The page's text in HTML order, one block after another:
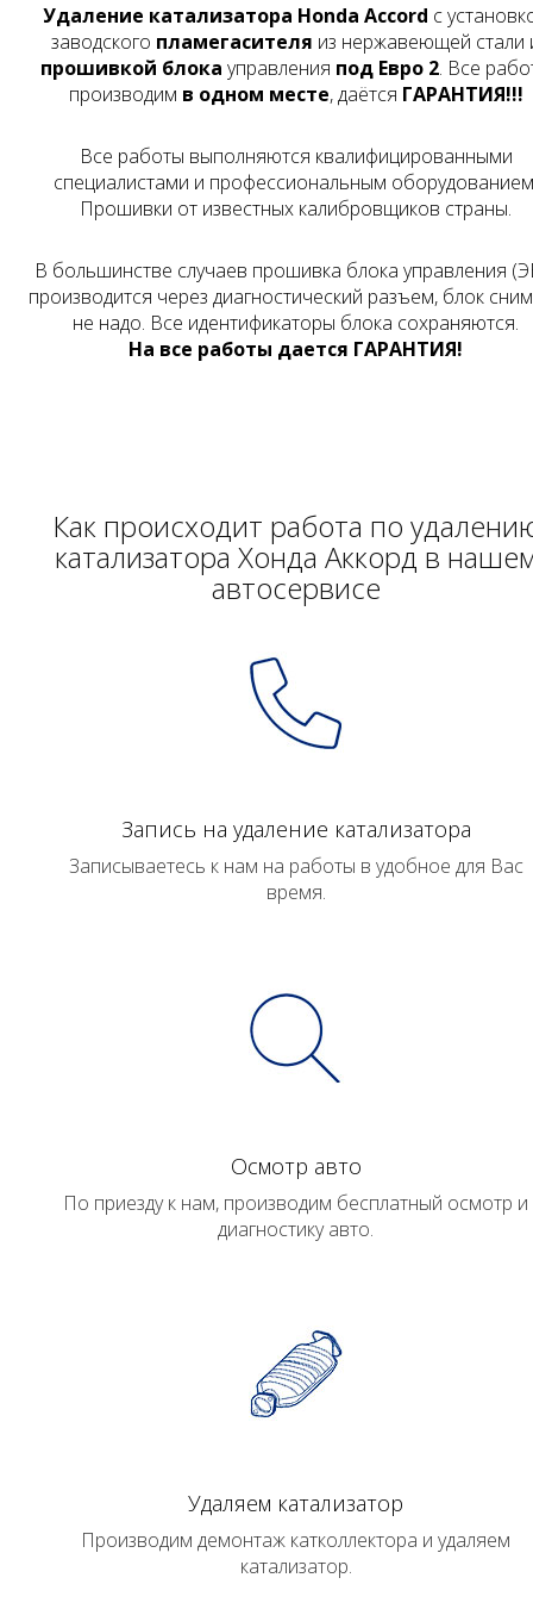
Удаление катализатора Honda Accord с
заводского пламегасителя из нержавеющей стали
прошивкой блока управления под Евро 2. Все
производим в одном месте, даётся ГАРАНТИЯ!!!
Все работы выполняются квалифицированными
специалистами и профессиональным
Прошивки от известных калибровщиков страны.
В большинстве случаев прошивка блока управления
производится через диагностический разъем, блок
не надо. Все идентификаторы блока сохраняются.
На все работы дается ГАРАНТИЯ!
Как происходит работа по
катализатора Хонда Аккорд в
автосервисе
Запись на удаление катализатора
Записываетесь к нам на работы в удобное для Вас
время.
Осмотр авто
По приезду к нам, производим бесплатный осмотр и
диагностику авто.
Удаляем катализатор
Производим демонтаж катколлектора и удаляем
катализатор.